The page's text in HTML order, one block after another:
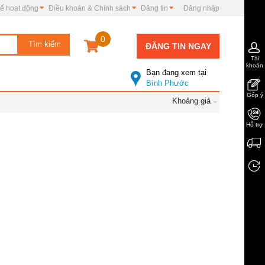
Đăng nhập
Đăng tin
Điều khoản & Chính sách
hoạt động
0
ĐĂNG TIN NGAY
Bạn đang xem tại
Bình Phước
Khoảng giá
Tài
khoản
Góp ý
Hỗ trợ